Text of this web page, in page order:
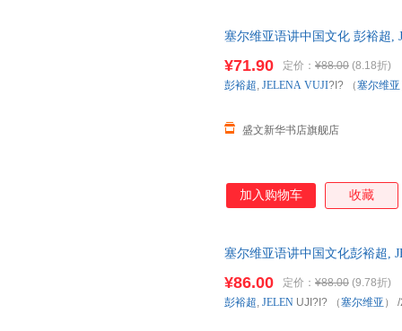
塞尔维亚语讲中国文化 彭裕超,
¥71.90 定价： ¥88.00 (8.18折)
盛文新华书店旗舰店
彭裕超, JELENA VUJI?I? （塞尔维亚
加入购物车 收藏
塞尔维亚语讲中国文化彭裕超,
¥86.00 定价： ¥88.00 (9.78折)
彭裕超, JELEN UJI?I? （塞尔维亚 ）